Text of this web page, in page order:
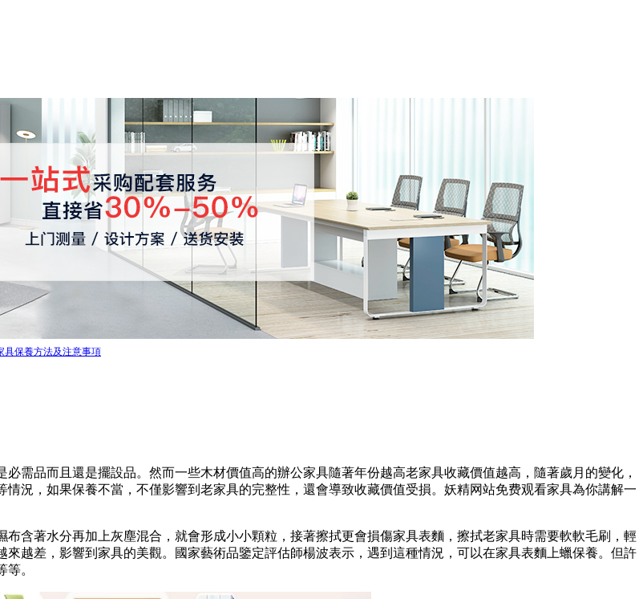
具保養方法及注意事項
需品而且還是擺設品。然而一些木材價值高的辦公家具隨著年份越高老家具收藏價值越高，隨著歲月的變化，
情況，如果保養不當，不僅影響到老家具的完整性，還會導致收藏價值受損。妖精网站免费观看家具為你講解一
含著水分再加上灰塵混合，就會形成小小顆粒，接著擦拭更會損傷家具表麵，擦拭老家具時需要軟軟毛刷，輕
來越差，影響到家具的美觀。國家藝術品鑒定評估師楊波表示，遇到這種情況，可以在家具表麵上蠟保養。但許
。